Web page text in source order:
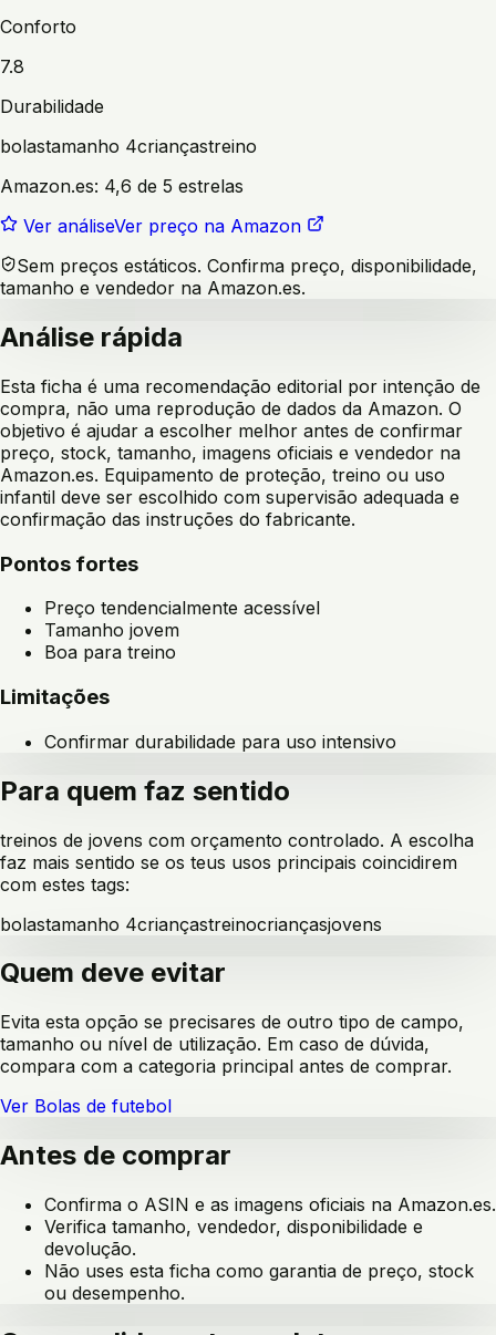
Conforto
7.8
Durabilidade
bolastamanho 4criançastreino
Amazon.es: 4,6 de 5 estrelas
Ver análiseVer preço na Amazon
Sem preços estáticos. Confirma preço, disponibilidade,
tamanho e vendedor na Amazon.es.
Análise rápida
Esta ficha é uma recomendação editorial por intenção de
compra, não uma reprodução de dados da Amazon. O
objetivo é ajudar a escolher melhor antes de confirmar
preço, stock, tamanho, imagens oficiais e vendedor na
Amazon.es. Equipamento de proteção, treino ou uso
infantil deve ser escolhido com supervisão adequada e
confirmação das instruções do fabricante.
Pontos fortes
Preço tendencialmente acessível
Tamanho jovem
Boa para treino
Limitações
Confirmar durabilidade para uso intensivo
Para quem faz sentido
treinos de jovens com orçamento controlado. A escolha
faz mais sentido se os teus usos principais coincidirem
com estes tags:
bolastamanho 4criançastreinocriançasjovens
Quem deve evitar
Evita esta opção se precisares de outro tipo de campo,
tamanho ou nível de utilização. Em caso de dúvida,
compara com a categoria principal antes de comprar.
Ver Bolas de futebol
Antes de comprar
Confirma o ASIN e as imagens oficiais na Amazon.es.
Verifica tamanho, vendedor, disponibilidade e
devolução.
Não uses esta ficha como garantia de preço, stock
ou desempenho.